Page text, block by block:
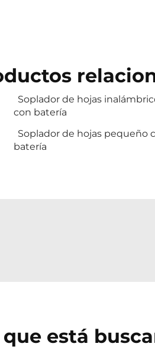
Soplador de hojas
con batería
Soplador de hojas pequeño
batería
está